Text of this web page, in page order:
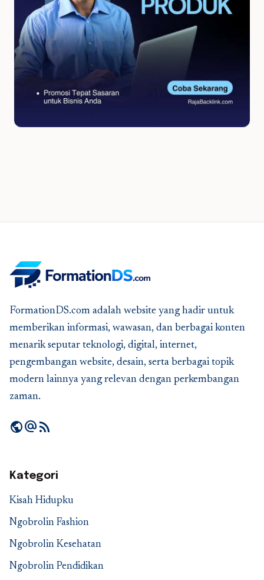
FormationDS.com adalah website yang hadir untuk
memberikan informasi, wawasan, dan berbagai konten
menarik seputar teknologi, digital, internet,
pengembangan website, desain, serta berbagai topik
modern lainnya yang relevan dengan perkembangan
zaman.
publicalternate_emailrss_feed
Kategori
Kisah Hidupku
Ngobrolin Fashion
Ngobrolin Kesehatan
Ngobrolin Pendidikan